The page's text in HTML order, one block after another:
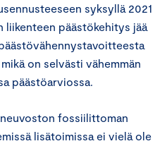
syksyllä 2021
liikenteen päästökehitys jää
on selvästi vähemmän
päästöarviossa.
fossiilittoman
lisätoimissa ei vielä ole